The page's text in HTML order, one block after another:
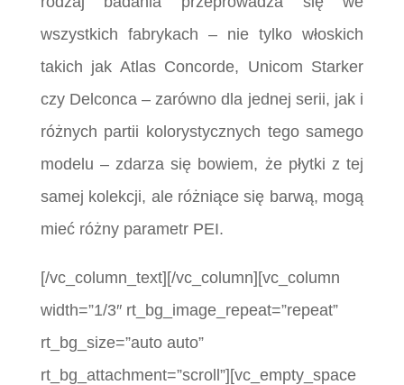
wszystkich fabrykach – nie tylko włoskich
takich jak Atlas Concorde, Unicom Starker
czy Delconca – zarówno dla jednej serii, jak i
różnych partii kolorystycznych tego samego
modelu – zdarza się bowiem, że płytki z tej
samej kolekcji, ale różniące się barwą, mogą
mieć różny parametr PEI.
[/vc_column_text][/vc_column][vc_column
width=”1/3″ rt_bg_image_repeat=”repeat”
rt_bg_size=”auto auto”
rt_bg_attachment=”scroll”][vc_empty_space